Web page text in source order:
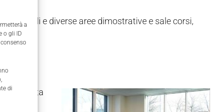
a
o gli ID
di
aziendali e diverse aree dimostrative e sale corsi,
progettata